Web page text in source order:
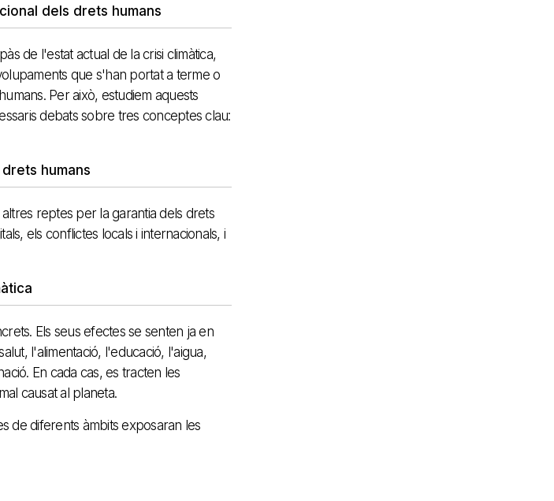
dels drets humans
de l'estat actual de la crisi climàtica,
que s'han portat a terme o
Per això, estudiem aquests
debats sobre tres conceptes clau:
humans
reptes per la garantia dels drets
els conflictes locals i internacionals, i
Els seus efectes se senten ja en
l'alimentació, l'educació, l'aigua,
En cada cas, es tracten les
causat al planeta.
de diferents àmbits exposaran les